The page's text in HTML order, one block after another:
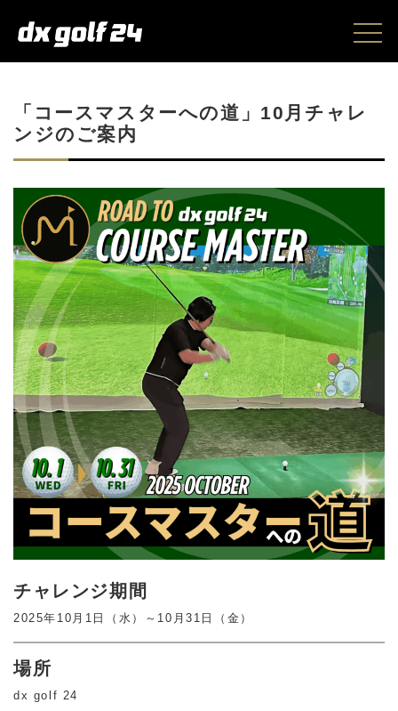
「コースマスターへの道」10月チャレ
ンジのご案内
チャレンジ期間
2025年10月1日（水）～10月31日（金）
場所
dx golf 24